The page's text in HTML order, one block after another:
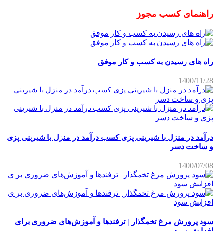
راهنمای کسب مجوز
راه های رسیدن به کسب و کار موفق
1400/11/28
درآمد در منزل با شیرینی پزی کسب درآمد در منزل با شیرینی پزی
و ساخت دسر
1400/07/08
سود پرورش مرغ تخمگذار | ترفندها و آموزش‌های ضروری برای